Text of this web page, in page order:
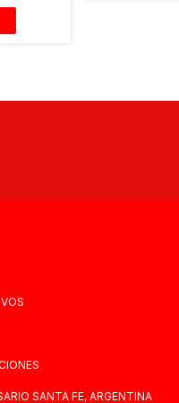
SANTA FE, ARGENTINA